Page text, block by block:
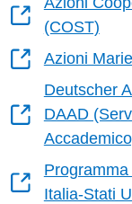
(COST)
Azioni
Deutscher
DAAD
Italia-Stati